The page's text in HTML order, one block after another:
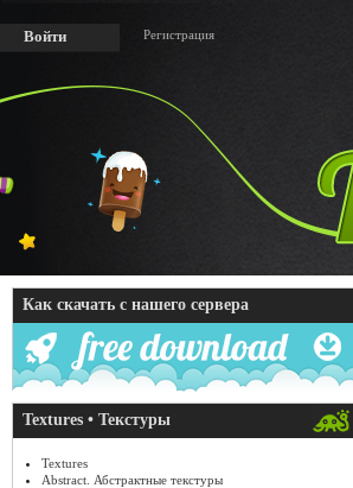
Войти Регистрация
Как скачать с нашего сервера
Textures • Текстуры
Textures
Abstract. Абстрактные текстуры